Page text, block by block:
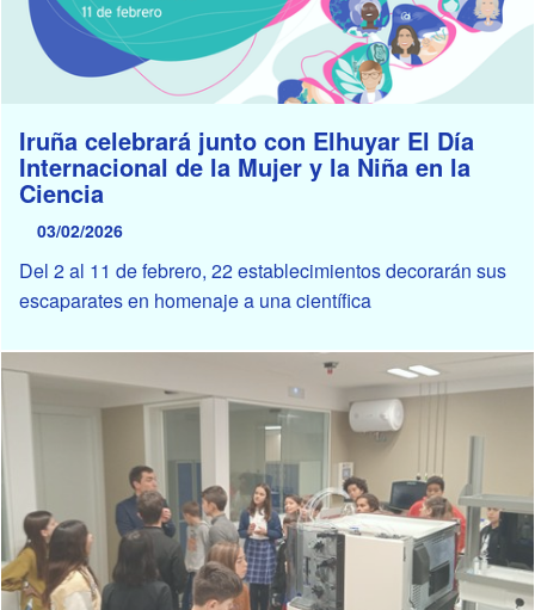
Iruña celebrará junto con Elhuyar El Día
Internacional de la Mujer y la Niña en la
Ciencia
03/02/2026
Del 2 al 11 de febrero, 22 establecimientos decorarán sus
escaparates en homenaje a una científica